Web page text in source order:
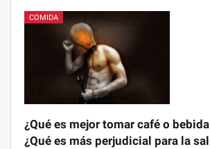
COMIDA
¿Qué es mejor tomar café o
¿Qué es más perjudicial para la